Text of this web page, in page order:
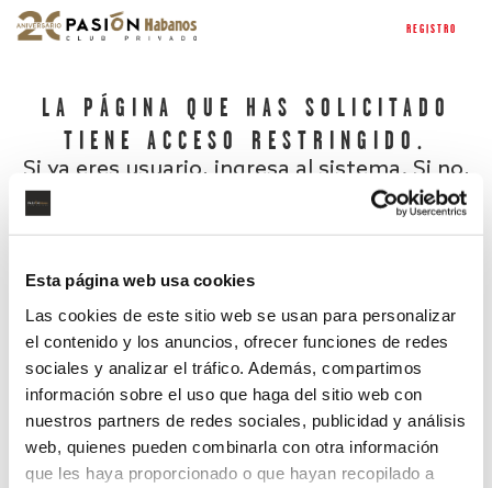
Esta página web usa cookies
Las cookies de este sitio web se usan para personalizar
el contenido y los anuncios, ofrecer funciones de redes
sociales y analizar el tráfico. Además, compartimos
información sobre el uso que haga del sitio web con
nuestros partners de redes sociales, publicidad y análisis
web, quienes pueden combinarla con otra información
que les haya proporcionado o que hayan recopilado a
REGISTRO
LA PÁGINA QUE HAS SOLICITADO
TIENE ACCESO RESTRINGIDO.
Si ya eres usuario, ingresa al sistema. Si no,
¿Has olvidado tu contraseña?